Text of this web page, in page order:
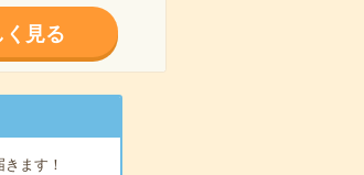
く見る
きます！